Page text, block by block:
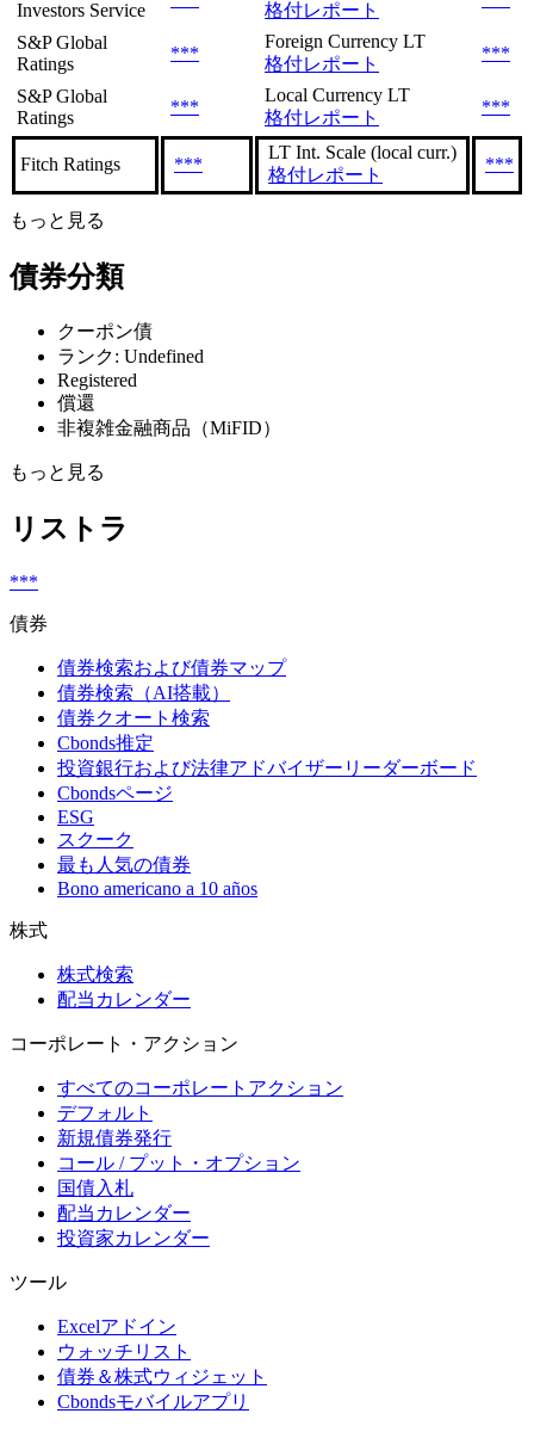
Investors Service
格付レポート
S&P Global
Ratings
***
Foreign Currency LT
格付レポート
***
S&P Global
Ratings
***
Local Currency LT
格付レポート
***
Fitch Ratings ***
LT Int. Scale (local curr.)
格付レポート
***
もっと見る
債券分類
クーポン債
ランク: Undefined
Registered
償還
非複雑金融商品（MiFID）
もっと見る
リストラ
***
債券
債券検索および債券マップ
債券検索（AI搭載）
債券クオート検索
Cbonds推定
投資銀行および法律アドバイザーリーダーボード
Cbondsページ
ESG
スクーク
最も人気の債券
Bono americano a 10 años
株式
株式検索
配当カレンダー
コーポレート・アクション
すべてのコーポレートアクション
デフォルト
新規債券発行
コール / プット・オプション
国債入札
配当カレンダー
投資家カレンダー
ツール
Excelアドイン
ウォッチリスト
債券＆株式ウィジェット
Cbondsモバイルアプリ